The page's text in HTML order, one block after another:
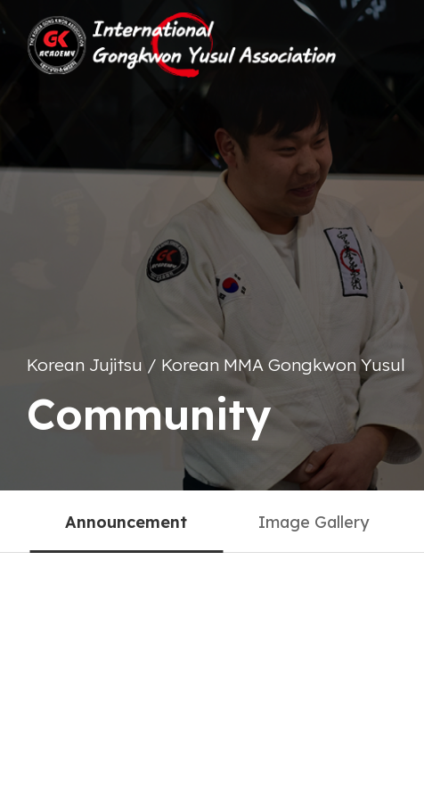
Korean Jujitsu / Korean MMA Gongkwon Yusul
Community
Announcement Image Gallery